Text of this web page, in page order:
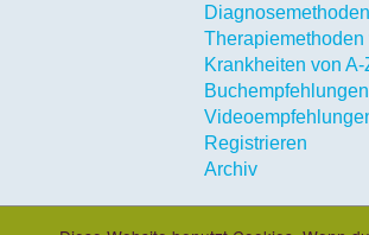
Therapiemethoden
Krankheiten von A-
Buchempfehlungen
Registrieren
Archiv